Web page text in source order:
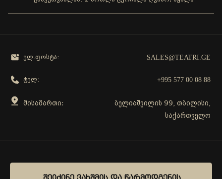
ელ.ფოსტა: SALES@TEATRI.GE
ტელ: +995 577 00 08 88
მისამართი:
ბელიაშვილის 99, თბილისი,
საქართველო